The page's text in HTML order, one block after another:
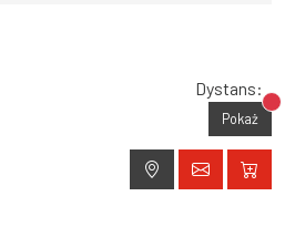
Dystans:
Pokaż